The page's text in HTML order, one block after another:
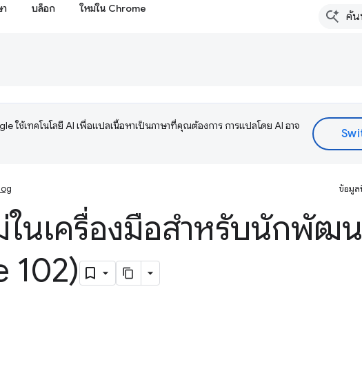
บล็อก ใหม่ใน Chrome
ใช้เทคโนโลยี AI เพื่อแปลเนื้อหาเป็นภาษาที่คุณต้องการ การแปลโดย AI อาจ
ข้อมูล
ในเครื่องมือสำหรับนักพัฒน
102)